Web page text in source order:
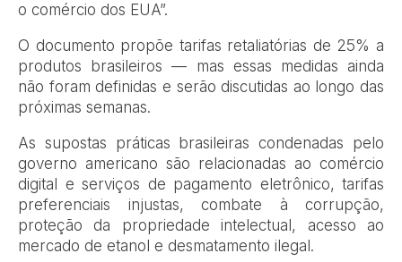
o comércio dos EUA”.
O documento propõe tarifas retaliatórias de 25% a
produtos brasileiros — mas essas medidas ainda
não foram definidas e serão discutidas ao longo das
próximas semanas.
As supostas práticas brasileiras condenadas pelo
governo americano são relacionadas ao comércio
digital e serviços de pagamento eletrônico, tarifas
preferenciais injustas, combate à corrupção,
proteção da propriedade intelectual, acesso ao
mercado de etanol e desmatamento ilegal.